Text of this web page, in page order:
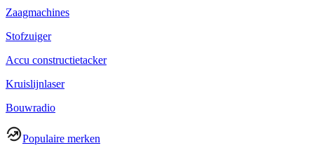
Zaagmachines
Stofzuiger
Accu constructietacker
Kruislijnlaser
Bouwradio
Populaire merken